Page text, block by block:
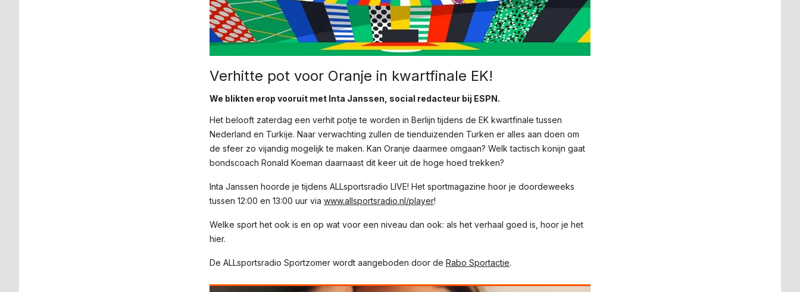
Verhitte pot voor Oranje in kwartfinale EK!
We blikten erop vooruit met Inta Janssen, social redacteur bij ESPN.
Het belooft zaterdag een verhit potje te worden in Berlijn tijdens de EK kwartfinale tussen
Nederland en Turkije. Naar verwachting zullen de tienduizenden Turken er alles aan doen om
de sfeer zo vijandig mogelijk te maken. Kan Oranje daarmee omgaan? Welk tactisch konijn gaat
bondscoach Ronald Koeman daarnaast dit keer uit de hoge hoed trekken?
Inta Janssen hoorde je tijdens ALLsportsradio LIVE! Het sportmagazine hoor je doordeweeks
tussen 12:00 en 13:00 uur via www.allsportsradio.nl/player!
Welke sport het ook is en op wat voor een niveau dan ook: als het verhaal goed is, hoor je het
hier.
De ALLsportsradio Sportzomer wordt aangeboden door de Rabo Sportactie.